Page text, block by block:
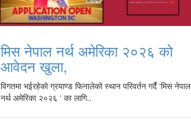
मिस नेपाल नर्थ अमेरिका २०२६ को
आवेदन खुला,
विगतमा भईरहेको ग्रयाण्ड फिनालेको स्थान परिवर्तन गर्दै ‘मिस नेपाल
नर्थ अमेरिका २०२६ ‘ का लागि..